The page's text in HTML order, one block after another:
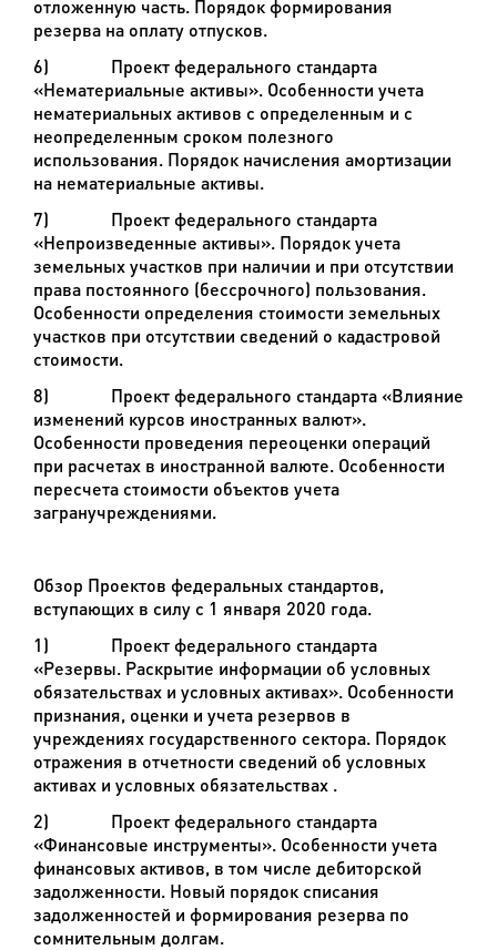
отложенную часть. Порядок формирования
резерва на оплату отпусков.
6)
Проект федерального стандарта
«Нематериальные активы». Особенности учета
нематериальных активов с определенным и с
неопределенным сроком полезного
использования. Порядок начисления амортизации
на нематериальные активы.
7)
Проект федерального стандарта
«Непроизведенные активы». Порядок учета
земельных участков при наличии и при отсутствии
права постоянного (бессрочного) пользования.
Особенности определения стоимости земельных
участков при отсутствии сведений о кадастровой
стоимости.
8)
Проект федерального стандарта «Влияние
изменений курсов иностранных валют».
Особенности проведения переоценки операций
при расчетах в иностранной валюте. Особенности
пересчета стоимости объектов учета
загранучреждениями.
Обзор Проектов федеральных стандартов,
вступающих в силу с 1 января 2020 года.
1)
Проект федерального стандарта
«Резервы. Раскрытие информации об условных
обязательствах и условных активах». Особенности
признания, оценки и учета резервов в
учреждениях государственного сектора. Порядок
отражения в отчетности сведений об условных
активах и условных обязательствах .
2)
Проект федерального стандарта
«Финансовые инструменты». Особенности учета
финансовых активов, в том числе дебиторской
задолженности. Новый порядок списания
задолженностей и формирования резерва по
сомнительным долгам.